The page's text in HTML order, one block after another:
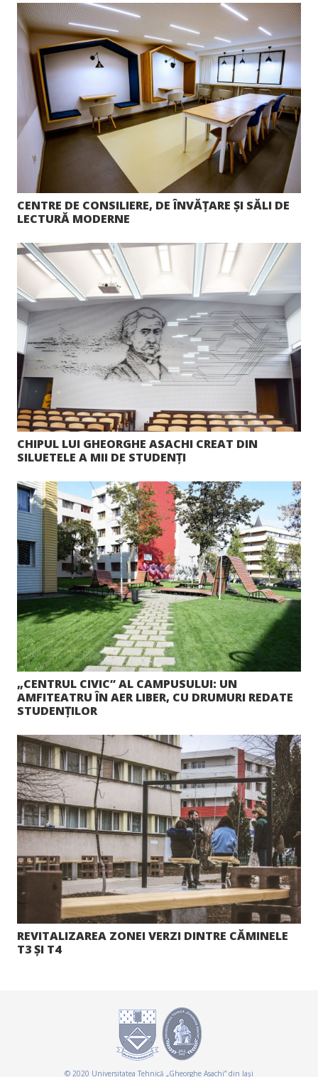
CENTRE DE CONSILIERE, DE ÎNVĂȚARE ȘI SĂLI DE
LECTURĂ MODERNE
CHIPUL LUI GHEORGHE ASACHI CREAT DIN
SILUETELE A MII DE STUDENȚI
„CENTRUL CIVIC” AL CAMPUSULUI: UN
AMFITEATRU ÎN AER LIBER, CU DRUMURI REDATE
STUDENȚILOR
REVITALIZAREA ZONEI VERZI DINTRE CĂMINELE
T3 ȘI T4
© 2020 Universitatea Tehnică „Gheorghe Asachi” din Iaşi